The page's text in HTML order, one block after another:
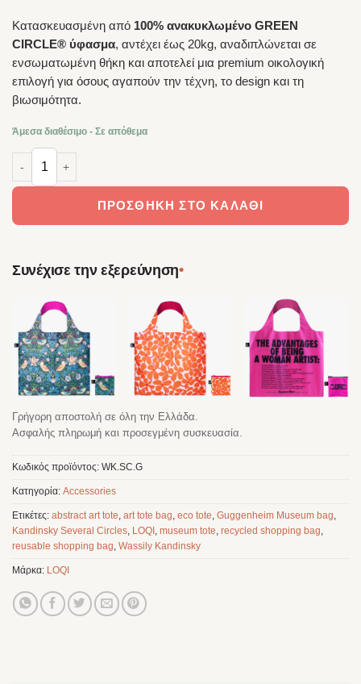
Κατασκευασμένη από 100% ανακυκλωμένο GREEN
CIRCLE® ύφασμα, αντέχει έως 20kg, αναδιπλώνεται σε
ενσωματωμένη θήκη και αποτελεί μια premium οικολογική
επιλογή για όσους αγαπούν την τέχνη, το design και τη
βιωσιμότητα.
Άμεσα διαθέσιμο - Σε απόθεμα
LOQI – Τσάντα Shopping Bag Wassily Kandinsky Several Circles
ΠΡΟΣΘΉΚΗ ΣΤΟ ΚΑΛΆΘΙ
Συνέχισε την εξερεύνηση•
Γρήγορη αποστολή σε όλη την Ελλάδα.
Ασφαλής πληρωμή και προσεγμένη συσκευασία.
Κωδικός προϊόντος: WK.SC.G
Κατηγορία: Accessories
Ετικέτες: abstract art tote art tote bag eco tote Guggenheim Museum bag
Kandinsky Several Circles LOQI museum tote recycled shopping bag
reusable shopping bag Wassily Kandinsky
Μάρκα: LOQI